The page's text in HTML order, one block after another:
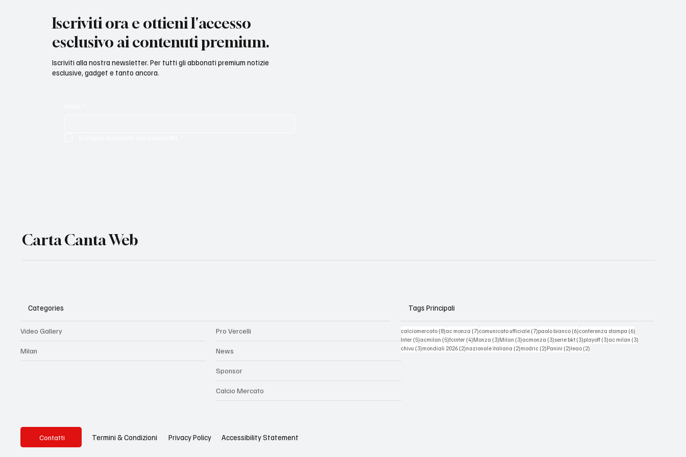
Iscriviti ora e ottieni l'accesso
esclusivo ai contenuti premium.
Iscriviti alla nostra newsletter. Per tutti gli abbonati premium notizie
esclusive, gadget e tanto ancora.
Carta Canta Web
Categories
Video Gallery
Milan
Pro Vercelli
News
Sponsor
Calcio Mercato
Tags Principali
calciomercato (8)8 post
ac monza (7)7 post
comunicato ufficiale (7)7 post
paolo bianco (6)6 post
conferenza stampa (6)
Inter (5)5 post
acmilan (5)5 post
fcinter (4)4 post
Monza (3)3 post
Milan (3)3 post
acmonza (3)3 post
serie bkt (3)3 post
playoff (3)3 post
ac milan (3)
chivu (3)3 post
mondiali 2026 (2)2 post
nazionale italiana (2)2 post
modric (2)2 post
Panini (2)2 post
leao (2)
Contatti Termini & Condizioni Privacy Policy Accessibility Statement